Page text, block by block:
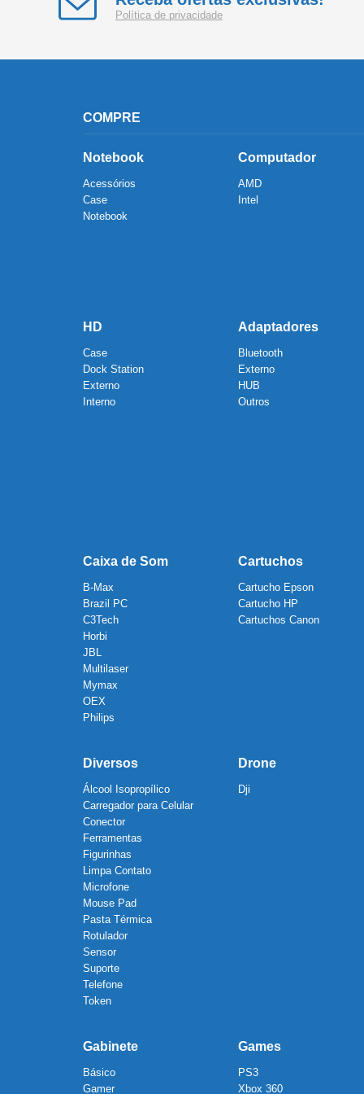
Política de privacidade
COMPRE
Notebook
Acessórios
Case
Notebook
Computador
AMD
Intel
HD
Case
Dock Station
Externo
Interno
Adaptadores
Bluetooth
Externo
HUB
Outros
Caixa de Som
B-Max
Brazil PC
C3Tech
Horbi
JBL
Multilaser
Mymax
OEX
Philips
Cartuchos
Cartucho Epson
Cartucho HP
Cartuchos Canon
Diversos
Álcool Isopropílico
Carregador para Celular
Conector
Ferramentas
Figurinhas
Limpa Contato
Microfone
Mouse Pad
Pasta Térmica
Rotulador
Sensor
Suporte
Telefone
Token
Drone
Dji
Gabinete
Básico
Gamer
Games
PS3
Xbox 360